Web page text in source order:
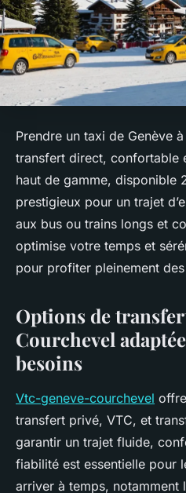
Prendre un taxi de Genève
transfert direct, confortable
haut de gamme, disponible
prestigieux pour un trajet
aux bus ou trains longs et
optimise votre temps et
pour profiter pleinement
Options de
Courchevel
besoins
Vtc-geneve-courchevel
transfert privé, VTC, et
garantir un trajet fluide,
fiabilité est essentielle pour
arriver à temps, notamment